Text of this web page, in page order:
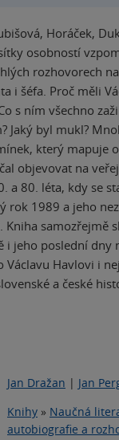
Horáček,
osobností
rozhovorech
i šéfa. Proč měli
s ním všechno
Jaký byl mukl?
který mapuje
objevovat na
a 80. léta, kdy se
rok 1989 a jeho
Kniha samozřejmě
i jeho poslední dny
Václavu Havlovi i
a české
Jan Dražan | Jan
Knihy » Naučná
autobiografie a